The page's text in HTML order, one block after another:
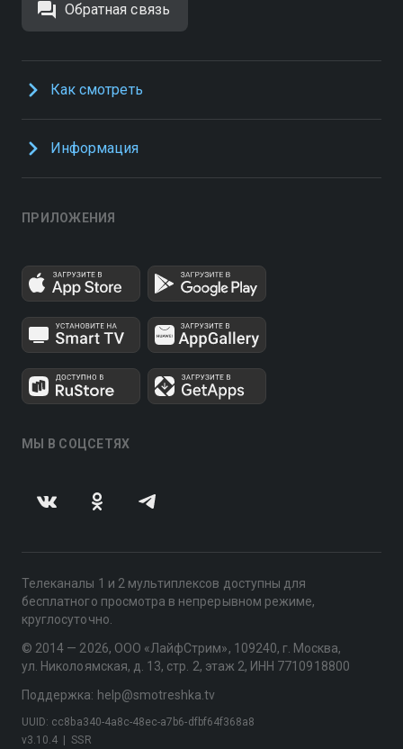
Обратная связь
Как смотреть
Информация
ПРИЛОЖЕНИЯ
МЫ В СОЦСЕТЯХ
Телеканалы 1 и 2 мультиплексов доступны для
бесплатного просмотра в непрерывном режиме,
круглосуточно.
© 2014 — 2026, ООО «ЛайфСтрим», 109240, г. Москва,
ул. Николоямская, д. 13, стр. 2, этаж 2, ИНН 7710918800
Поддержка: help@smotreshka.tv
v3.10.4 SSR
UUID: cc8ba340-4a8c-48ec-a7b6-dfbf64f368a8